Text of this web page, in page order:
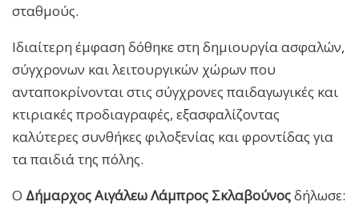
σταθμούς.
Ιδιαίτερη έμφαση δόθηκε στη δημιουργία ασφαλών,
σύγχρονων και λειτουργικών χώρων που
ανταποκρίνονται στις σύγχρονες παιδαγωγικές και
κτιριακές προδιαγραφές, εξασφαλίζοντας
καλύτερες συνθήκες φιλοξενίας και φροντίδας για
τα παιδιά της πόλης.
Ο Δήμαρχος Αιγάλεω Λάμπρος Σκλαβούνοςδήλωσε: